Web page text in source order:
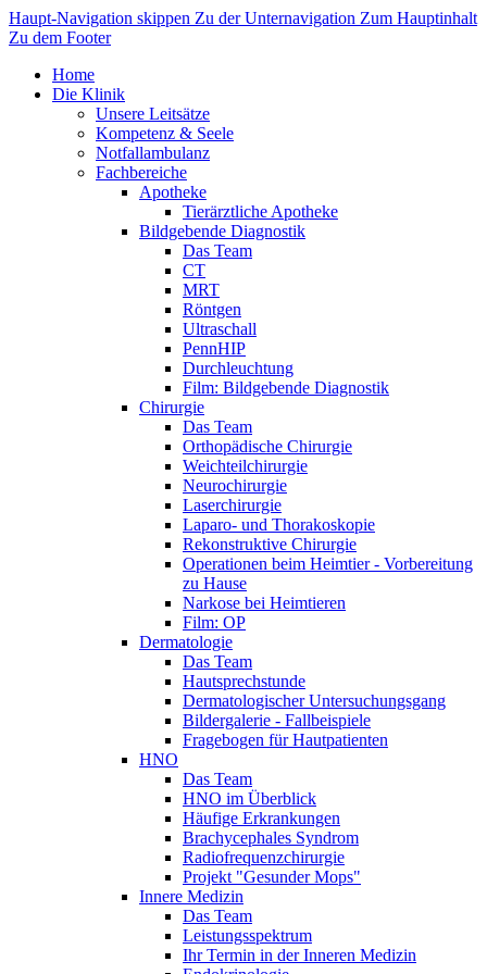
Haupt-Navigation skippen Zu der Unternavigation Zum Hauptinhalt
Zu dem Footer
Home
Die Klinik
Unsere Leitsätze
Kompetenz & Seele
Notfallambulanz
Fachbereiche
Apotheke
Tierärztliche Apotheke
Bildgebende Diagnostik
Das Team
CT
MRT
Röntgen
Ultraschall
PennHIP
Durchleuchtung
Film: Bildgebende Diagnostik
Chirurgie
Das Team
Orthopädische Chirurgie
Weichteilchirurgie
Neurochirurgie
Laserchirurgie
Laparo- und Thorakoskopie
Rekonstruktive Chirurgie
Operationen beim Heimtier - Vorbereitung
zu Hause
Narkose bei Heimtieren
Film: OP
Dermatologie
Das Team
Hautsprechstunde
Dermatologischer Untersuchungsgang
Bildergalerie - Fallbeispiele
Fragebogen für Hautpatienten
HNO
Das Team
HNO im Überblick
Häufige Erkrankungen
Brachycephales Syndrom
Radiofrequenzchirurgie
Projekt "Gesunder Mops"
Innere Medizin
Das Team
Leistungsspektrum
Ihr Termin in der Inneren Medizin